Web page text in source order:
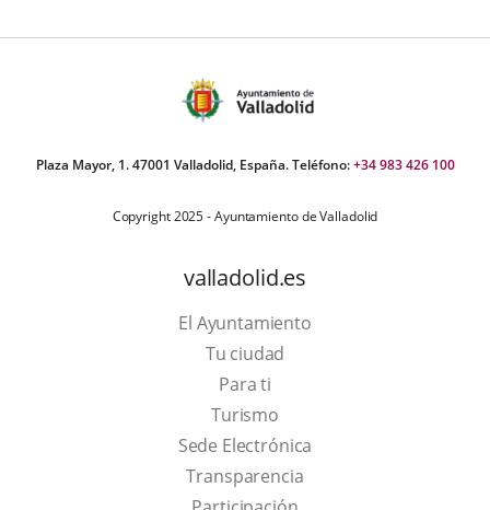
Plaza Mayor, 1. 47001 Valladolid, España. Teléfono:+34 983 426 100
Copyright 2025 - Ayuntamiento de Valladolid
valladolid.es
El Ayuntamiento
Tu ciudad
Para ti
TurismoThis
link
will
Sede Electrónica
Transparencia